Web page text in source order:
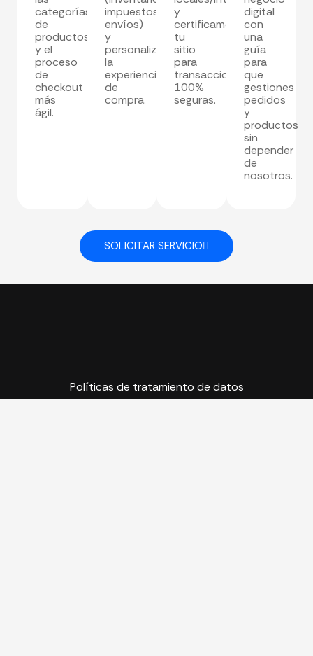
categorías
de
productos
y el
proceso
de
checkout
más
ágil.
impuestos,
envíos)
y
personalizamos
la
experiencia
de
compra.
y
certificamos
tu
sitio
para
transacciones
100%
seguras.
digital
con
una
guía
para
que
gestiones
pedidos
y
productos
sin
depender
de
nosotros.
SOLICITAR SERVICIO
Políticas de tratamiento de datos